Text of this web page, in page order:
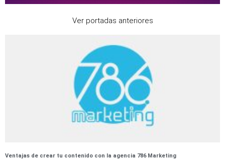
Ver portadas anteriores
Ventajas de crear tu contenido con la agencia 786 Marketing